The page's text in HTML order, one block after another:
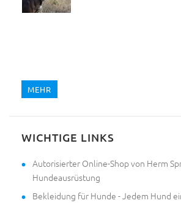
MEHR
WICHTIGE LINKS
Autorisierter Online-Shop von Herm
Hundeausrüstung
Bekleidung für Hunde - Jedem Hund